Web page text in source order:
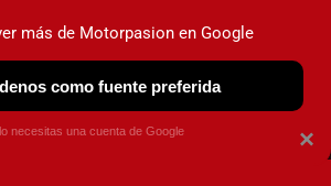
DE ACEITE AIRE ACONDICIONADO ×
más de Motorpasion en Google
como fuente preferida
necesitas una cuenta de Google